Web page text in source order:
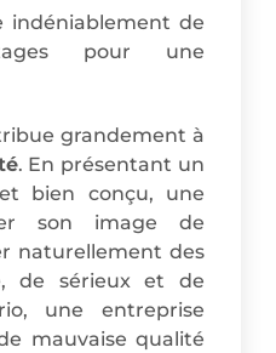
indéniablement de
pour une
grandement à
. En présentant un
bien conçu, une
son image de
naturellement des
de sérieux et de
une entreprise
mauvaise qualité